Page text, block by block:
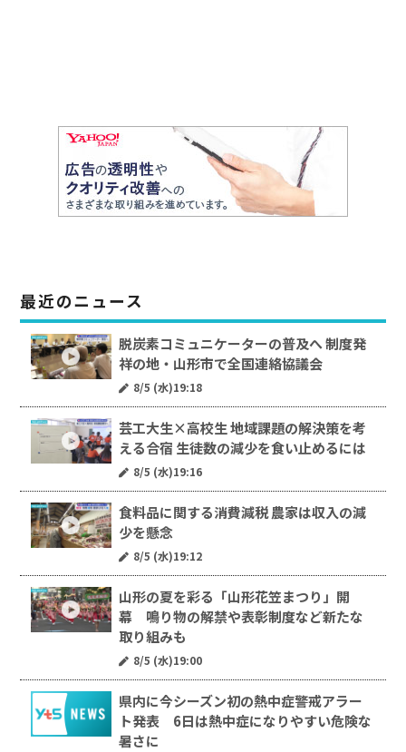
最近のニュース
脱炭素コミュニケーターの普及へ 制度発
祥の地・山形市で全国連絡協議会
8/5 (水)19:18
芸工大生×高校生 地域課題の解決策を考
える合宿 生徒数の減少を食い止めるには
8/5 (水)19:16
食料品に関する消費減税 農家は収入の減
少を懸念
8/5 (水)19:12
山形の夏を彩る「山形花笠まつり」開
幕 鳴り物の解禁や表彰制度など新たな
取り組みも
8/5 (水)19:00
県内に今シーズン初の熱中症警戒アラー
ト発表 6日は熱中症になりやすい危険な
暑さに